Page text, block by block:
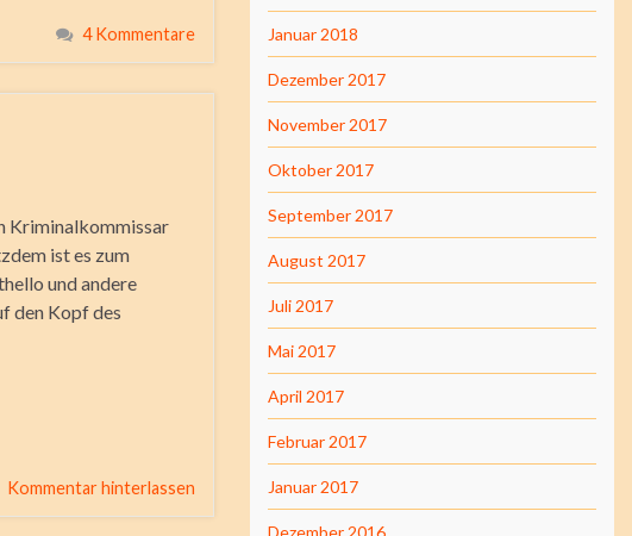
4 Kommentare
Kriminalkommissar
ist es zum
und andere
den Kopf des
Kommentar hinterlassen
Januar 2018
Dezember 2017
November 2017
Oktober 2017
September 2017
August 2017
Juli 2017
Mai 2017
April 2017
Februar 2017
Januar 2017
Dezember 2016